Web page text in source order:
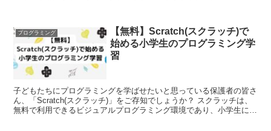
プログラミング
【無料】Scratch(スクラッチ)で
始める小学生のプログラミング学
習
子どもたちにプログラミングを学ばせたいと思っている保護者の皆さ
ん、「Scratch(スクラッチ)」をご存知でしょうか？ スクラッチは、
無料で利用できるビジュアルプログラミング環境であり、小学生にと